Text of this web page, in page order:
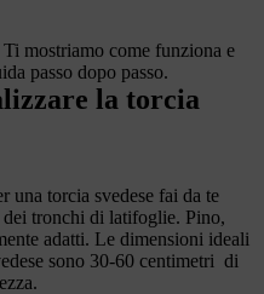
mostriamo come funziona e
passo dopo passo.
la torcia
torcia svedese fai da te
dei tronchi di latifoglie. Pino,
adatti. Le dimensioni ideali
sono 30-60 centimetri di